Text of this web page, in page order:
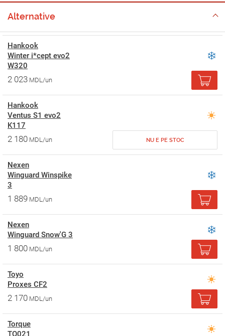
Alternative
Hankook
Winter i*cept evo2
W320
2 023 MDL/un
Hankook
Ventus S1 evo2
K117
2 180 MDL/un NU E PE STOC
Nexen
Winguard Winspike
3
1 889 MDL/un
Nexen
Winguard Snow'G 3
1 800 MDL/un
Toyo
Proxes CF2
2 170 MDL/un
Torque
TQ021